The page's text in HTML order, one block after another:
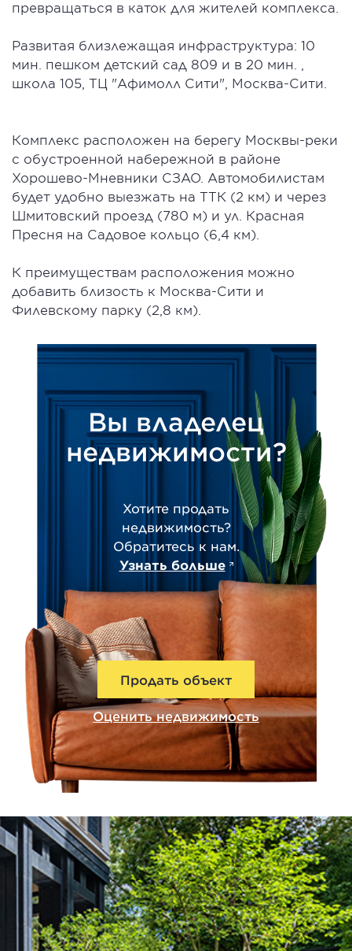
превращаться в каток для жителей комплекса.
Развитая близлежащая инфраструктура: 10
мин. пешком детский сад 809 и в 20 мин. ,
школа 105, ТЦ "Афимолл Сити", Москва-Сити.
Комплекс расположен на берегу Москвы-реки
с обустроенной набережной в районе
Хорошево-Мневники СЗАО. Автомобилистам
будет удобно выезжать на ТТК (2 км) и через
Шмитовский проезд (780 м) и ул. Красная
Пресня на Садовое кольцо (6,4 км).
К преимуществам расположения можно
добавить близость к Москва-Сити и
Филевскому парку (2,8 км).
Вы владелец
недвижимости?
Хотите продать
недвижимость?
Обратитесь к нам.
Узнать больше
Продать объект
Оценить недвижимость